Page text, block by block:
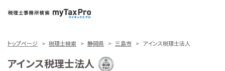
トップページ 税理士検索 静岡県 三島市 アインス税理士法人
アインス税理士法人